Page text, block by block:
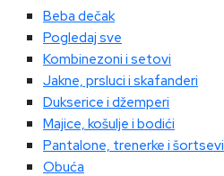
Beba dečak
Pogledaj sve
Kombinezoni i setovi
Jakne, prsluci i skafanderi
Dukserice i džemperi
Majice, košulje i bodići
Pantalone, trenerke i šortsevi
Obuća